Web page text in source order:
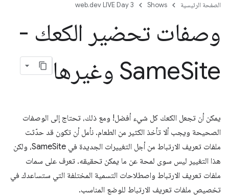
الصفحة الرئيسية Shows
web.dev LIVE Day 3
وصفات تحضير الكعك -
SameSite وغيرها
يمكن أن تجعل الكعك كل شيء أفضل! ومع ذلك، تحتاج إلى الوصفات
الصحيحة ويجب ألا تأخذ الكثير من الطعام. نأمل أن تكون قد حدّثت
ملفات تعريف الارتباط من أجل التغييرات الجديدة في SameSite، ولكن
هذا التغيير ليس سوى لمحة عن ما يمكن تحقيقه. تعرف على سمات
ملفات تعريف الارتباط واصطلاحات التسمية المختلفة التي ستساعدك في
تخصيص ملفات تعريف الارتباط للوضع المناسب.